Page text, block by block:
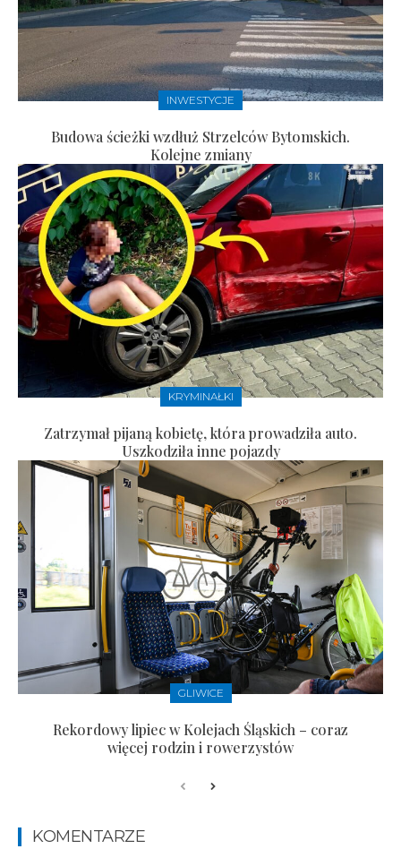
INWESTYCJE
Budowa ścieżki wzdłuż Strzelców Bytomskich.
Kolejne zmiany
KRYMINAŁKI
Zatrzymał pijaną kobietę, która prowadziła auto.
Uszkodziła inne pojazdy
GLIWICE
Rekordowy lipiec w Kolejach Śląskich – coraz
więcej rodzin i rowerzystów
KOMENTARZE